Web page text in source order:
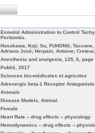
Esmolol Administration to Control
Peritonitis.
Hosokawa, Koji; Su, FUHONG;
Adriano José; Herpain, Antoine;
Anesthesia and analgesia, 125, 6, page
Publié, 2017
Sciences bio-médicales et agricoles
Adrenergic beta-1 Receptor
Animals
Disease Models, Animal
Female
Heart Rate -- drug effects -- physiology
Hemodynamics -- drug effects --